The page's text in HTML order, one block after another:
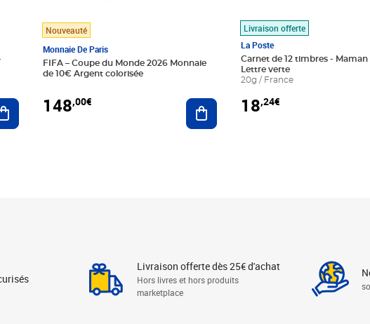
Ajouter au panier
Nouveauté
Monnaie De Paris
FIFA – Coupe du Monde 2026 Monnaie
de 10€ Argent colorisée
148,00€ Ajouter au panier
Livraison offerte
La Poste
Carnet de 12 timbres - Maman
Lettre verte
20g / France
18,24€
Livraison offerte dès 25€ d'achat
Hors livres et hors produits
marketplace